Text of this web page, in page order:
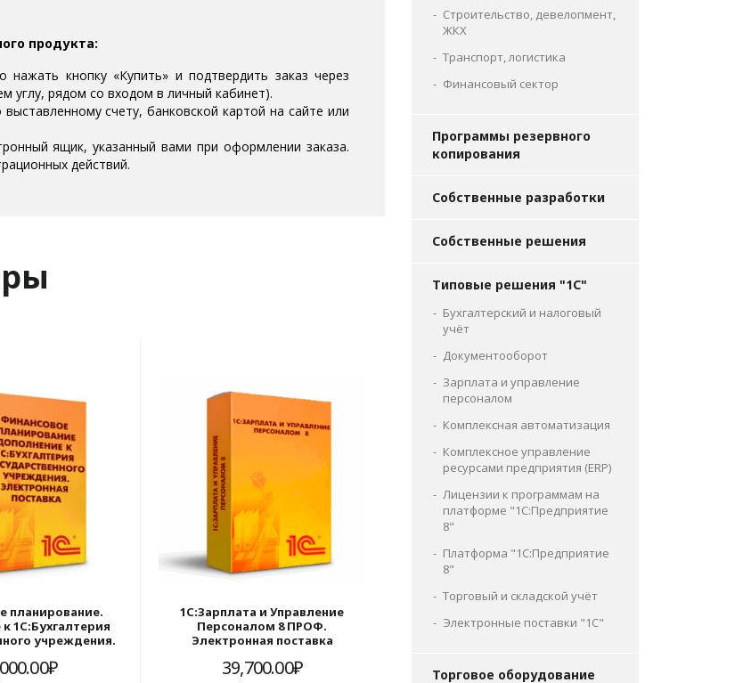
продукта:
кнопку «Купить» и подтвердить заказ через
углу, рядом со входом в личный кабинет).
счету, банковской картой на сайте или
ящик, указанный вами при оформлении заказа.
действий.
планирование.
1С:Бухгалтерия
учреждения.
₽
1С:Зарплата и Управление
Персоналом 8 ПРОФ.
Электронная поставка
39,700.00₽
Строительство, девелопмент,
ЖКХ
Транспорт, логистика
Финансовый сектор
Программы резервного
копирования
Собственные разработки
Собственные решения
Типовые решения "1С"
Бухгалтерский и налоговый
учёт
Документооборот
Зарплата и управление
персоналом
Комплексная автоматизация
Комплексное управление
ресурсами предприятия (ERP)
Лицензии к программам на
платформе "1С:Предприятие
8"
Платформа "1С:Предприятие
8"
Торговый и складской учёт
Электронные поставки "1С"
Торговое оборудование